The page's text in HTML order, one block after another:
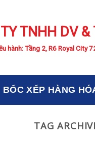
TNHH DV
hành: Tầng 2, R6 Royal City
BỐC XẾP HÀNG
TAG